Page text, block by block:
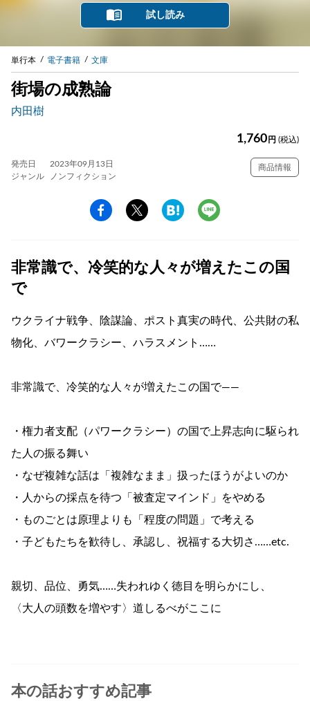
試し読み
単行本 電子書籍 文庫
街場の成熟論
内田樹
1,760 円 (税込)
発売日
2023年09月13日
ジャンル
ノンフィクション
商品情報
非常識で、冷笑的な人々が増えたこの国
で
ウクライナ戦争、陰謀論、ポスト真実の時代、公共財の私
物化、バワークラシー、ハラスメント……
非常識で、冷笑的な人々が増えたこの国で――
・権力者支配（パワークラシー）の国で上昇志向に駆られ
た人の振る舞い
・なぜ複雑な話は「複雑なまま」扱ったほうがよいのか
・人からの採点を待つ「被査定マインド」をやめる
・ものごとは原理よりも「程度の問題」で考える
・子どもたちを歓待し、承認し、祝福する大切さ……etc.
親切、品位、勇気……失われゆく徳目を明らかにし、
〈大人の頭数を増やす〉道しるべがここに
本の話おすすめ記事